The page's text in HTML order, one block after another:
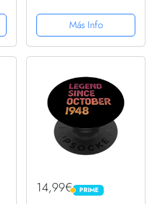
desde octubre de 1948
PopSockets PopGrip
Intercambiable
Más Info
14,99€ PRIME
PRIME